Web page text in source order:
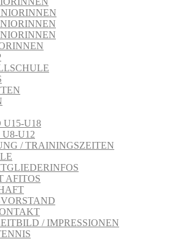
U15-U18
U12
/ TRAININGSZEITEN
AFITOS
/ IMPRESSIONEN